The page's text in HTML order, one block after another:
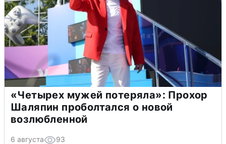
«Четырех мужей потеряла»: Прохор
Шаляпин проболтался о новой
возлюбленной
6 августа 93